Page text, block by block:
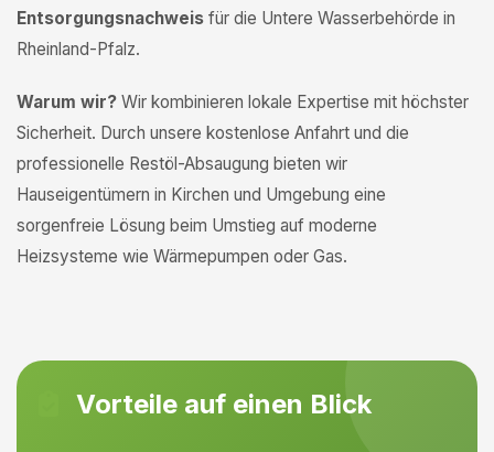
Entsorgungsnachweis für die Untere Wasserbehörde in
Rheinland-Pfalz.
Warum wir? Wir kombinieren lokale Expertise mit höchster
Sicherheit. Durch unsere kostenlose Anfahrt und die
professionelle Restöl-Absaugung bieten wir
Hauseigentümern in Kirchen und Umgebung eine
sorgenfreie Lösung beim Umstieg auf moderne
Heizsysteme wie Wärmepumpen oder Gas.
Vorteile auf einen Blick